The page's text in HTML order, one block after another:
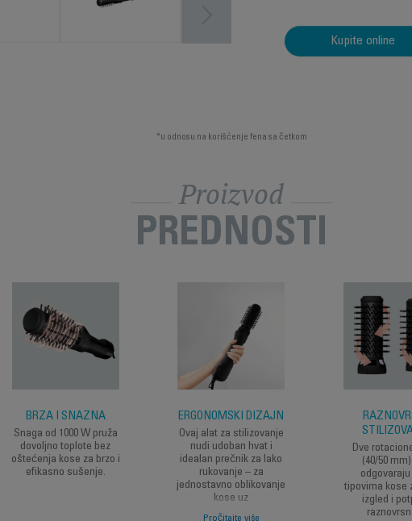
Kupite online
*u odnosu na korišćenje fena sa četkom
Proizvod
PREDNOSTI
BRZA I SNAŽNA
Snaga od 1000 W pruža
dovoljno toplote bez
oštećenja kose za brzo i
efikasno sušenje.
ERGONOMSKI DIZAJN
Ovaj alat za stilizovanje
nudi udoban hvat i
idealan prečnik za lako
rukovanje – za
jednostavno oblikovanje
kose uz
beskompromisne
Pročitajte više
Dve
(40/50
tipovima kose
izgled i